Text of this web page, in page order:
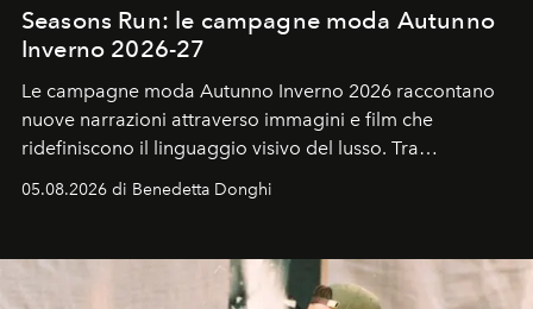
Seasons Run: le campagne moda Autunno
Inverno 2026-27
Le campagne moda Autunno Inverno 2026 raccontano
nuove narrazioni attraverso immagini e film che
ridefiniscono il linguaggio visivo del lusso. Tra
protagonisti del cinema, volti della cultura
contemporanea e storytelling d'autore, le maison
di esprimere identità, visione e desiderio.
05.08.2026 di Benedetta Donghi